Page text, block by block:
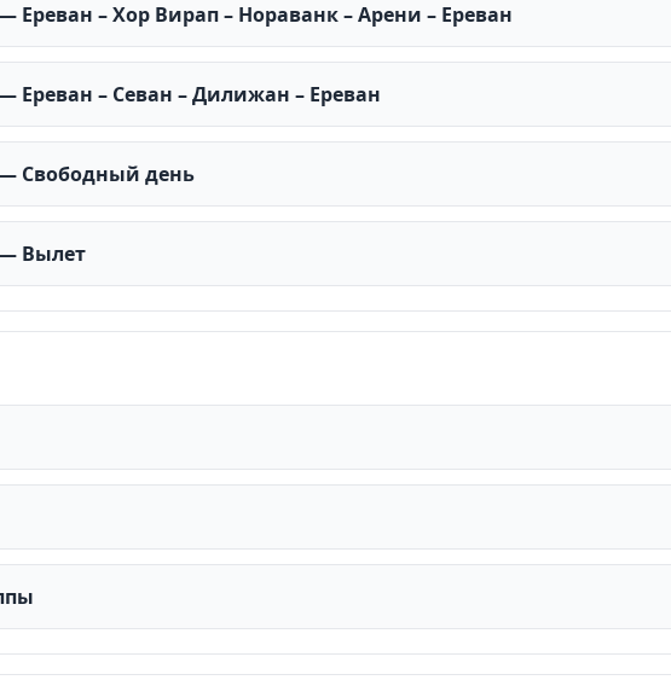
Ереван – Хор Вирап – Нораванк – Арени – Ереван
Ереван – Севан – Дилижан – Ереван
— Свободный день
— Вылет